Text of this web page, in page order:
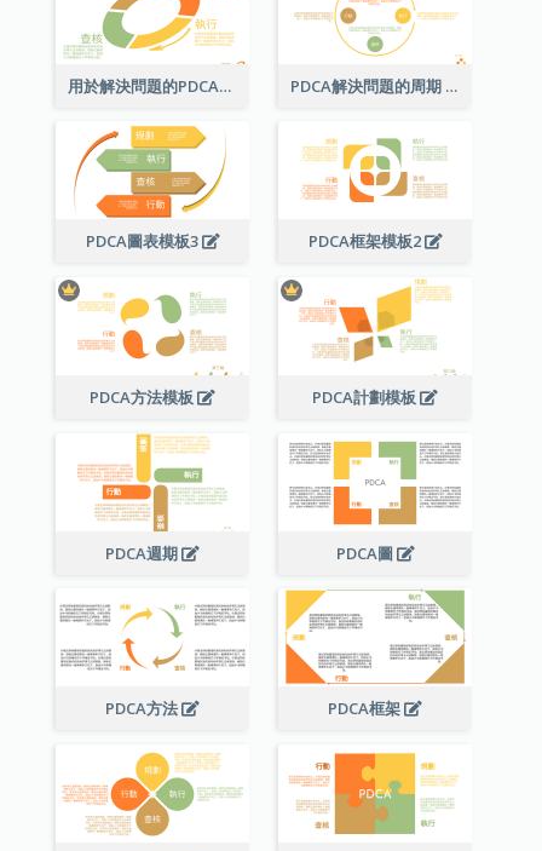
用於解決問題的PDCA圖 PDCA解決問題的周期
PDCA圖表模板3 PDCA框架模板2
PDCA方法模板 PDCA計劃模板
PDCA週期 PDCA圖
PDCA方法 PDCA框架